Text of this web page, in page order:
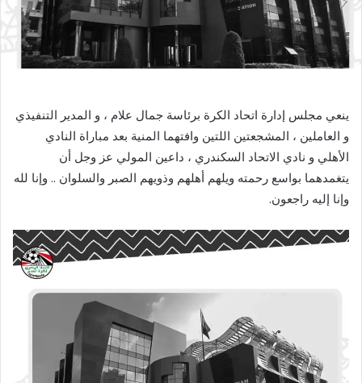
ينعي مجلس إدارة اتحاد الكرة برئاسة جمال علام ، و المدير التنفيذي
و العاملين ، المشجعتين اللتين وافتهما المنية بعد مباراة النادي
الأهلي و نادي الاتحاد السكندري ، داعين المولي عز وجل أن
يتغمدهما بواسع رحمته ويلهم أهلهم وذويهم الصبر والسلوان .. وإنا لله
وإنا إليه راجعون.